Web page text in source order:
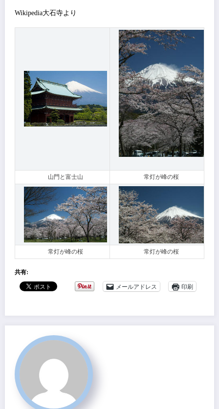
Wikipedia大石寺より
山門と富士山 常灯が峰の桜
常灯が峰の桜 常灯が峰の桜
共有:
メールアドレス 印刷